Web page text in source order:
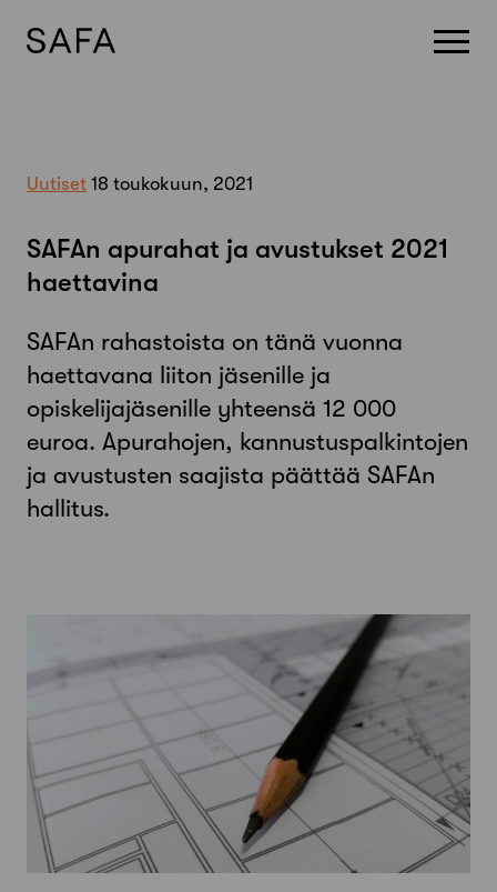
Uutiset 18 toukokuun, 2021
SAFAn apurahat ja avustukset 2021
haettavina
SAFAn rahastoista on tänä vuonna
haettavana liiton jäsenille ja
opiskelijajäsenille yhteensä 12 000
euroa. Apurahojen, kannustuspalkintojen
ja avustusten saajista päättää SAFAn
hallitus.